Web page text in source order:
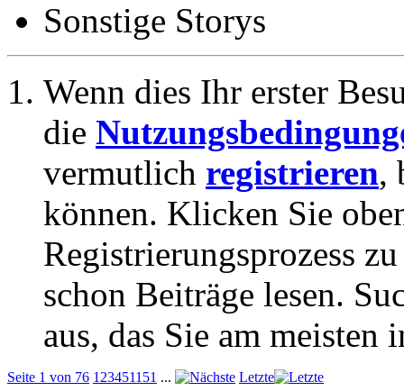
Sonstige Storys
Wenn dies Ihr erster
die
vermutlich registrieren,
können. Klicken Sie
Registrierungsprozess
schon Beiträge lesen.
aus, das Sie am meisten
Seite 1 von 76 1 234511 51 ... Letzte